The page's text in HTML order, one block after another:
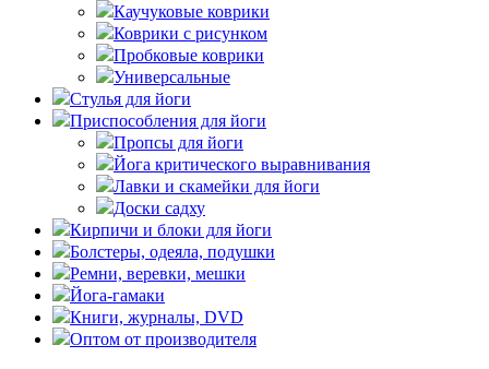
Каучуковые коврики
Коврики с рисунком
Пробковые коврики
Универсальные
Стулья для йоги
Приспособления для йоги
Пропсы для йоги
Йога критического выравнивания
Лавки и скамейки для йоги
Доски садху
Кирпичи и блоки для йоги
Болстеры, одеяла, подушки
Ремни, веревки, мешки
Йога-гамаки
Книги, журналы, DVD
Оптом от производителя